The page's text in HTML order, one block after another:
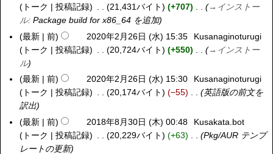
0
トーク
投稿記録 21,431バイト +707 → インストー
ル:Package build for x86_64 を追加
最新
前 2020年2月26日 (水) 15:35
Kusanaginoturugi
トーク
投稿記録 20,724バイト +550 → インストー
ル
最新
前 2020年2月26日 (水) 15:30
Kusanaginoturugi
トーク
投稿記録 20,174バイト −55
英語版の前文を
訳出
2
最新 前 2018年8月30日 (木) 00:48
Kusakata.bot
トーク
投稿記録 20,229バイト +63
Pkg/AUR テンプ
レートの更新